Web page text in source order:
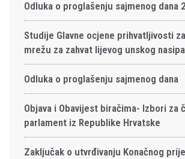
Odluka o proglašenju sajmenog dana
Studije Glavne ocjene prihvatljivosti
mrežu za zahvat lijevog unskog nasipa
Odluka o proglašenju sajmenog dana
Objava i Obavijest biračima- Izbori za
parlament iz Republike Hrvatske
Zaključak o utvrđivanju Konačnog